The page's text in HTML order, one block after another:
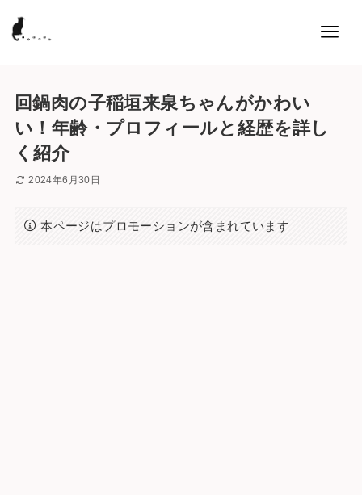
回鍋肉の子稲垣来泉ちゃんがかわい
い！年齢・プロフィールと経歴を詳し
く紹介
2024年6月30日
本ページはプロモーションが含まれています